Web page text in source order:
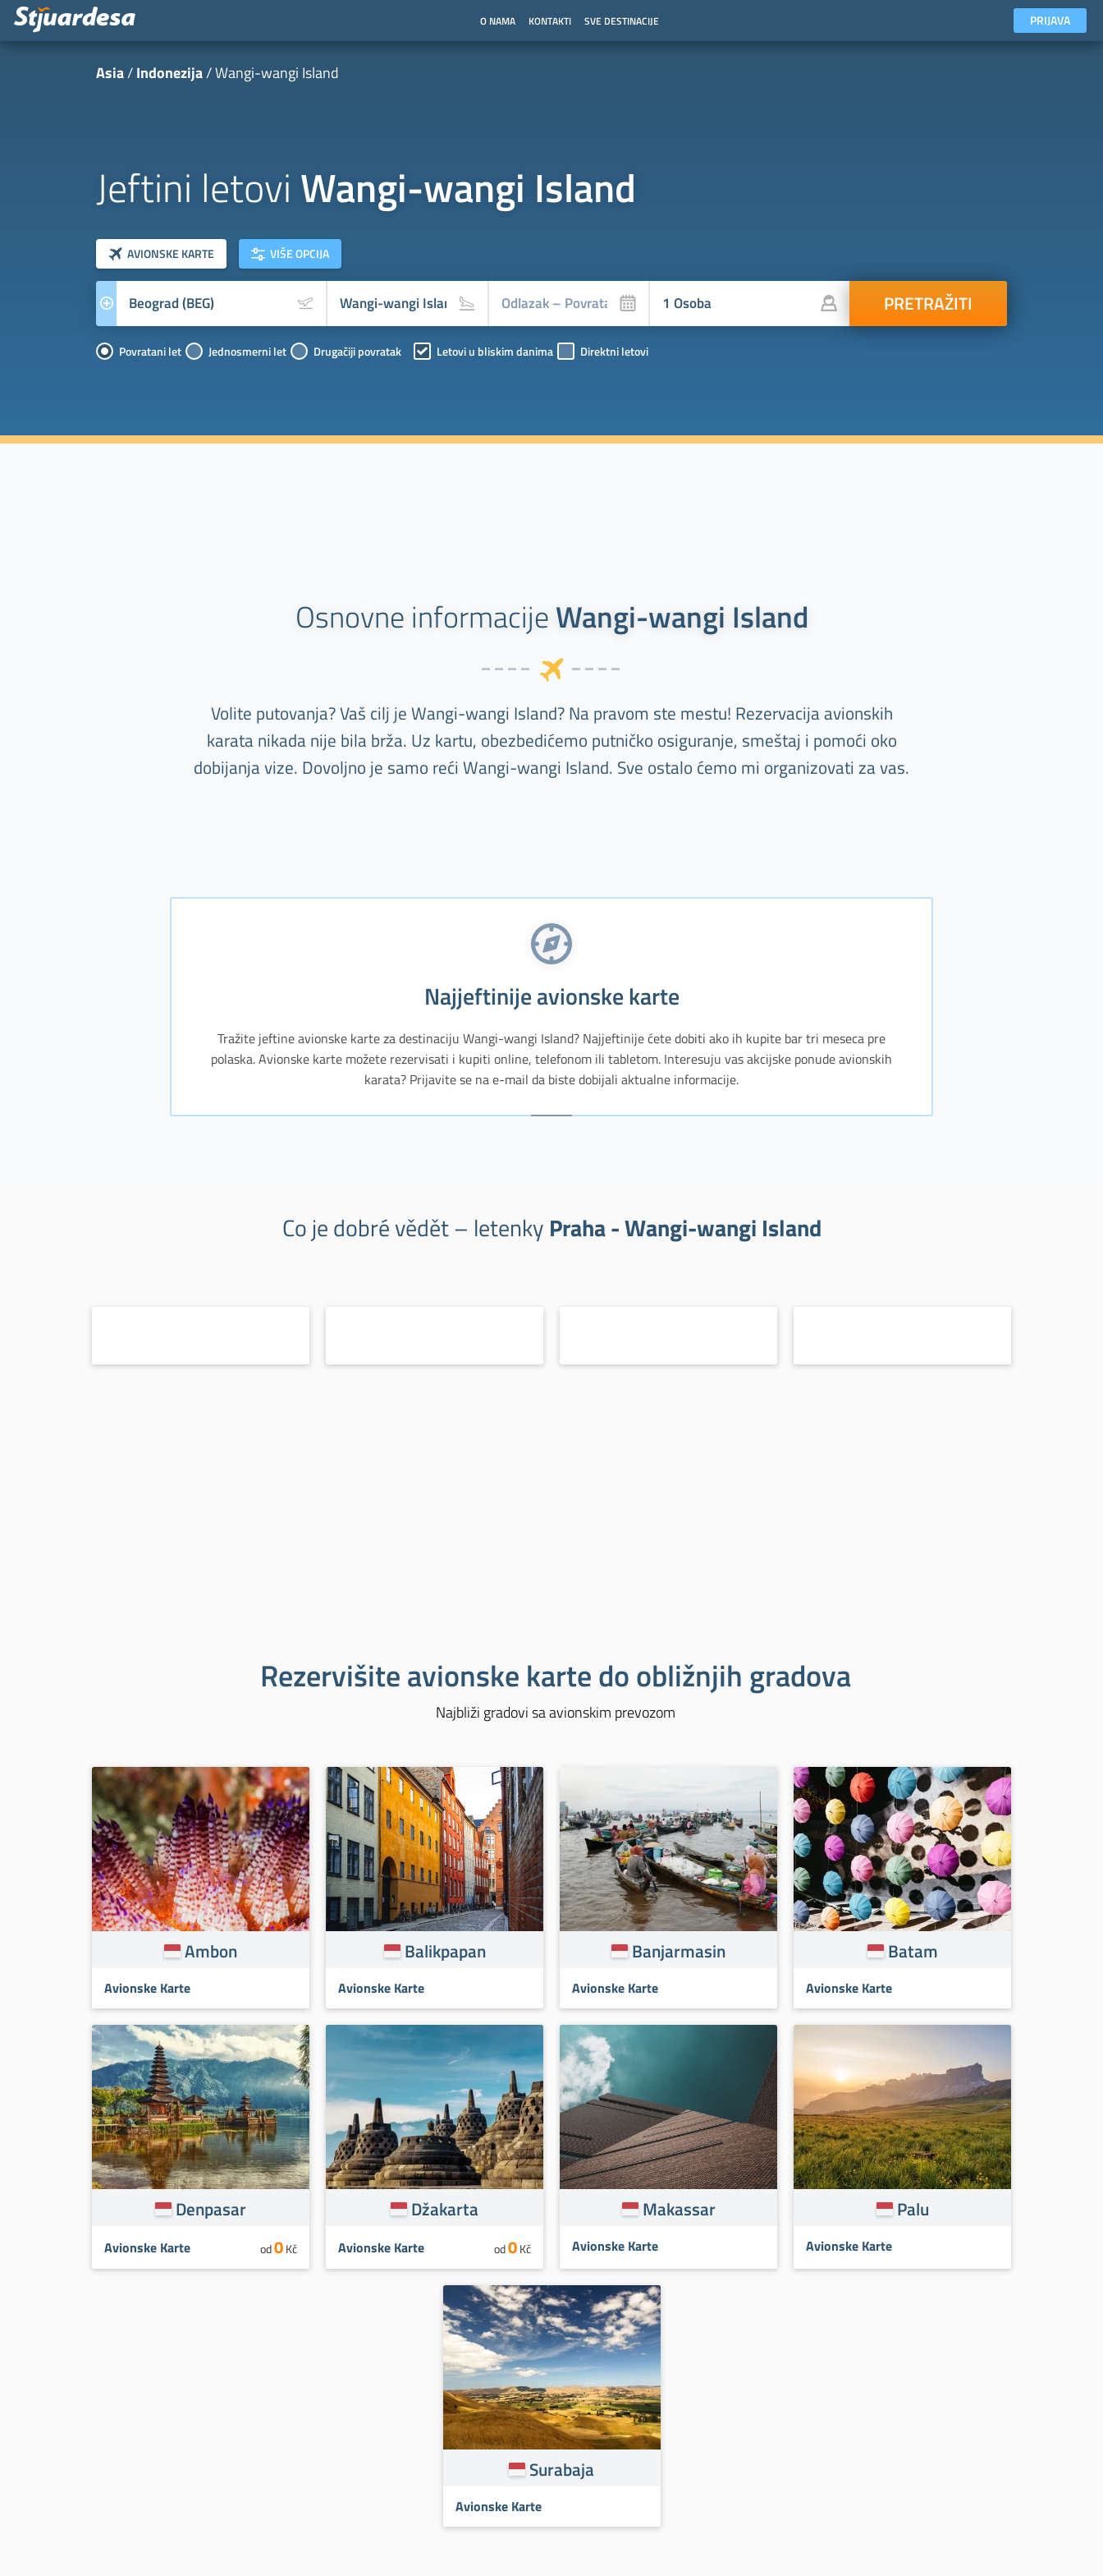
O NAMA KONTAKTI SVE DESTINACIJE PRIJAVA
Asia Indonezija Wangi-wangi Island
Jeftini letovi Wangi-wangi Island
AVIONSKE KARTE Prevoznik
klasa letova
VIŠE OPCIJA
PRETRAŽITI
Povratani let Jednosmerni let Drugačiji povratak Letovi u bliskim danima Direktni letovi
Osnovne informacijeWangi-wangi Island
Volite putovanja? Vaš cilj je Wangi-wangi Island? Na pravom ste mestu! Rezervacija avionskih
karata nikada nije bila brža. Uz kartu, obezbedićemo putničko osiguranje, smeštaj i pomoći oko
dobijanja vize. Dovoljno je samo reći Wangi-wangi Island. Sve ostalo ćemo mi organizovati za vas.
Najjeftinije avionske karte
Tražite jeftine avionske karte za destinaciju Wangi-wangi Island? Najjeftinije ćete dobiti ako ih kupite bar tri meseca pre
polaska. Avionske karte možete rezervisati i kupiti online, telefonom ili tabletom. Interesuju vas akcijske ponude avionskih
karata? Prijavite se na e-mail da biste dobijali aktualne informacije.
Co je dobré vědět – letenky Praha - Wangi-wangi Island
Rezervišite avionske karte do obližnjih gradova
Najbliži gradovi sa avionskim prevozom
Ambon
Avionske Karte
Balikpapan
Avionske Karte
Banjarmasin
Avionske Karte
Batam
Avionske Karte
Denpasar
Avionske Karte od0Kč
Džakarta
Avionske Karte od0Kč
Makassar
Avionske Karte
Palu
Avionske Karte
Surabaja
Avionske Karte